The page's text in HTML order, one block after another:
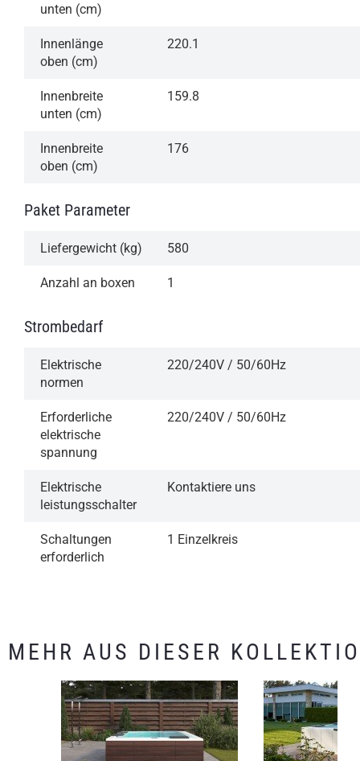
unten (cm)
Innenlänge
oben (cm)
220.1
Innenbreite
unten (cm)
159.8
Innenbreite
oben (cm)
176
Paket Parameter
Liefergewicht (kg) 580
Anzahl an boxen 1
Strombedarf
Elektrische
normen
220/240V / 50/60Hz
Erforderliche
elektrische
spannung
220/240V / 50/60Hz
Elektrische
leistungsschalter
Kontaktiere uns
Schaltungen
erforderlich
1 Einzelkreis
MEHR AUS DIESER